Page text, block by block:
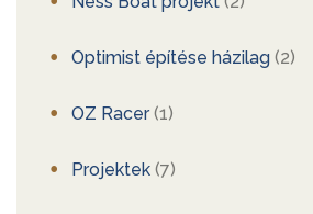
Optimist építése házilag (2)
OZ Racer(1)
Projektek (7)